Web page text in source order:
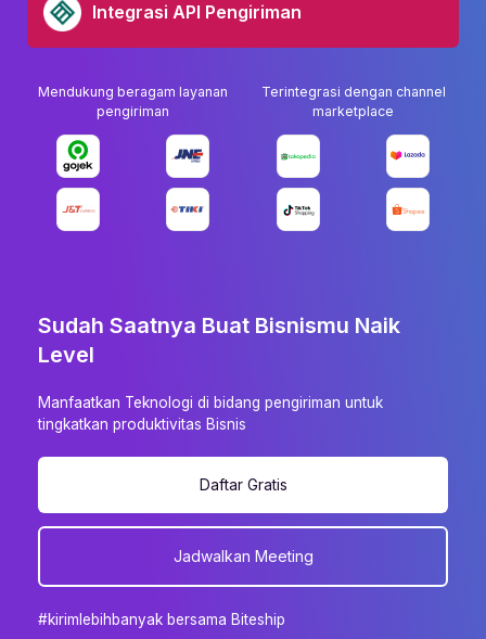
Integrasi API Pengiriman
Mendukung beragam layanan
pengiriman
Terintegrasi dengan channel
marketplace
Sudah Saatnya Buat Bisnismu Naik
Level
Manfaatkan Teknologi di bidang pengiriman untuk
tingkatkan produktivitas Bisnis
Daftar Gratis
Jadwalkan Meeting
#kirimlebihbanyak bersama Biteship